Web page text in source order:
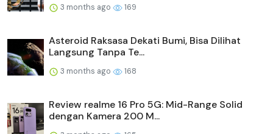
3 months ago 169
Asteroid Raksasa Dekati Bumi, Bisa Dilihat
Langsung Tanpa Te...
3 months ago 168
Review realme 16 Pro 5G: Mid-Range Solid
dengan Kamera 200 M...